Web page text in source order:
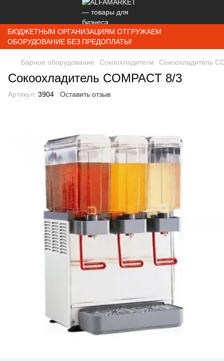
БЮДЖЕТНЫМ ОРГАНИЗАЦИЯМ ОТГРУЖАЕМ
ОБОРУДОВАНИЕ БЕЗ ПРЕДОПЛАТЫ!
Барное оборудование Сокоохладители Сокоохладитель
Сокоохладитель COMPACT 8/3
Артикул: 3904 Оставить отзыв